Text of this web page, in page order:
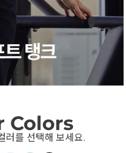
Colors
러를 선택해 보세요.